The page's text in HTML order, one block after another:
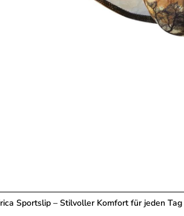
Sportslip – Stilvoller Komfort für jeden Tag